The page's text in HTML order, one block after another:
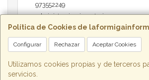
Política de Cookies de
Configurar Rechazar Aceptar Cookies
Utilizamos cookies propias y de terceros
servicios.
973552249
administracio@insectari.com
Horario
Matí de 9 a 13:30 - Tarda 17 a 20:30